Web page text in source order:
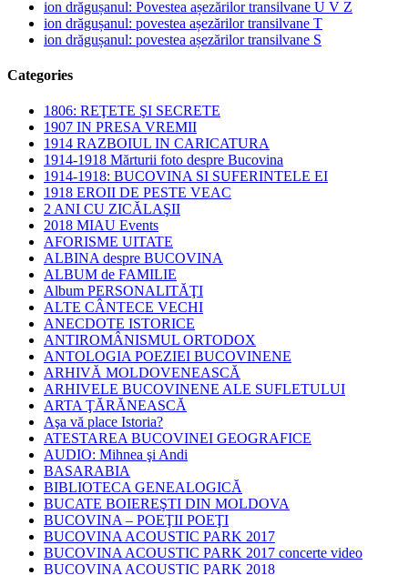
ion drăgușanul: Povestea așezărilor transilvane U V Z
ion drăgușanul: povestea așezărilor transilvane T
ion drăgușanul: povestea așezărilor transilvane S
Categories
1806: REŢETE ŞI SECRETE
1907 IN PRESA VREMII
1914 RAZBOIUL IN CARICATURA
1914-1918 Mărturii foto despre Bucovina
1914-1918: BUCOVINA SI SUFERINTELE EI
1918 EROII DE PESTE VEAC
2 ANI CU ZICĂLAŞII
2018 MIAU Events
AFORISME UITATE
ALBINA despre BUCOVINA
ALBUM de FAMILIE
Album PERSONALITĂŢI
ALTE CÂNTECE VECHI
ANECDOTE ISTORICE
ANTIROMÂNISMUL ORTODOX
ANTOLOGIA POEZIEI BUCOVINENE
ARHIVĂ MOLDOVENEASCĂ
ARHIVELE BUCOVINENE ALE SUFLETULUI
ARTA ŢĂRĂNEASCĂ
Aşa vă place Istoria?
ATESTAREA BUCOVINEI GEOGRAFICE
AUDIO: Mihnea şi Andi
BASARABIA
BIBLIOTECA GENEALOGICĂ
BUCATE BOIEREŞTI DIN MOLDOVA
BUCOVINA – POEŢII POEŢI
BUCOVINA ACOUSTIC PARK 2017
BUCOVINA ACOUSTIC PARK 2017 concerte video
BUCOVINA ACOUSTIC PARK 2018